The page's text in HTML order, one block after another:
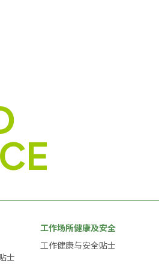
士
工作场所健康及安全
工作健康与安全贴士